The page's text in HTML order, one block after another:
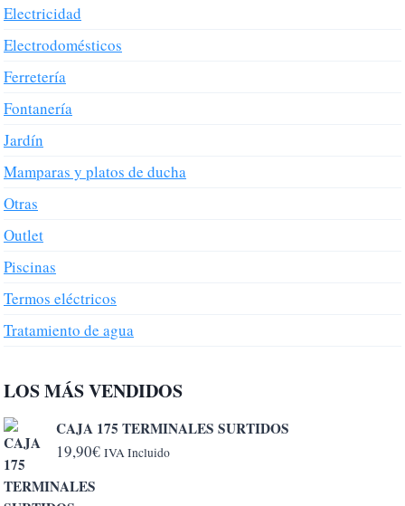
Electricidad
Electrodomésticos
Ferretería
Fontanería
Jardín
Mamparas y platos de ducha
Otras
Outlet
Piscinas
Termos eléctricos
Tratamiento de agua
LOS MÁS VENDIDOS
CAJA 175 TERMINALES SURTIDOS
19,90€ IVA Incluido